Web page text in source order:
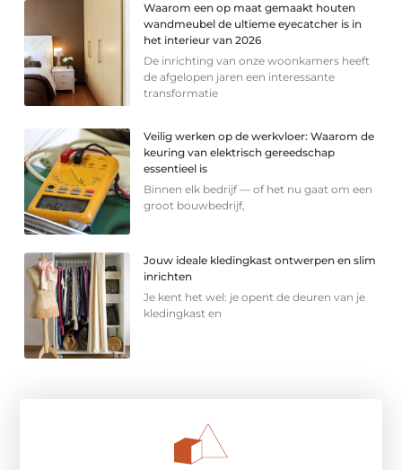
Waarom een op maat gemaakt houten
wandmeubel de ultieme eyecatcher is in
het interieur van 2026
De inrichting van onze woonkamers heeft
de afgelopen jaren een interessante
transformatie
Veilig werken op de werkvloer: Waarom de
keuring van elektrisch gereedschap
essentieel is
Binnen elk bedrijf — of het nu gaat om een
groot bouwbedrijf,
Jouw ideale kledingkast ontwerpen en slim
inrichten
Je kent het wel: je opent de deuren van je
kledingkast en